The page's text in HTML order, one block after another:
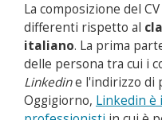
La composizione del
differenti rispetto al
italiano. La prima
delle persona tra cui i
Linkedine l'indirizzo di
Oggigiorno, Linkedin è